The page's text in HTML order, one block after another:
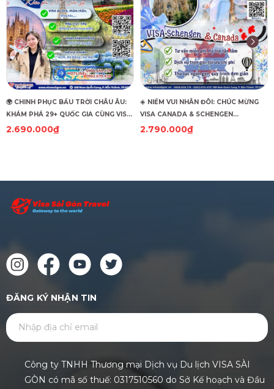
🌍 CHINH PHỤC BẦU TRỜI CHÂU ÂU:
KHÁM PHÁ 29+ QUỐC GIA CÙNG VISA
SÀI GÒN TRAVEL!
2.690.000₫
☀️ NIỀM VUI NHÂN ĐÔI: CHÚC MỪNG
VISA CANADA & SCHENGEN
HUNGARY CÙNG "CẬP BẾN"! ☀️
2.790.000₫
ĐĂNG KÝ NHẬN TIN
Công ty TNHH Thương mại Dịch vụ Du lịch VISA SÀI
GÒN có mã số thuế: 0317510560 do Sở Kế hoạch và Đầu